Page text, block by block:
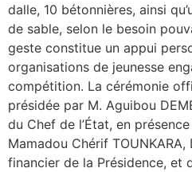
dalle, 10 bétonnières, ainsi
de sable, selon le besoin
geste constitue un appui
organisations de jeunesse
compétition. La cérémonie
présidée par M. Aguibou
du Chef de l’État, en
Mamadou Chérif
financier de la Présidence, et